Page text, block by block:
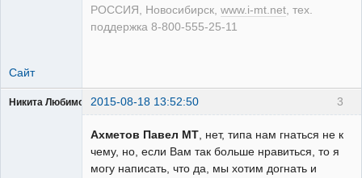
РОССИЯ, Новосибирск, www.i-mt.net, тех.
поддержка 8-800-555-25-11
Сайт
3
Никита Любимов 2015-08-18 13:52:50
Ахметов Павел МТ , нет, типа нам гнаться не к
чему, но, если Вам так больше нравиться, то я
могу написать, что да, мы хотим догнать и